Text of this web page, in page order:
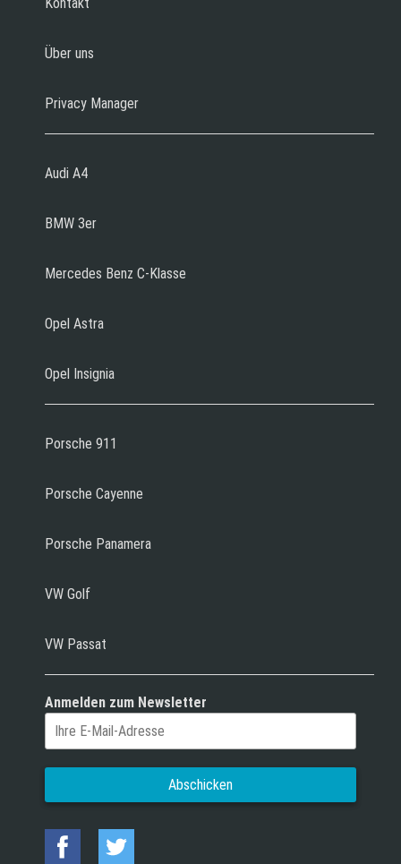
Kontakt
Über uns
Privacy Manager
Audi A4
BMW 3er
Mercedes Benz C-Klasse
Opel Astra
Opel Insignia
Porsche 911
Porsche Cayenne
Porsche Panamera
VW Golf
VW Passat
Anmelden zum Newsletter